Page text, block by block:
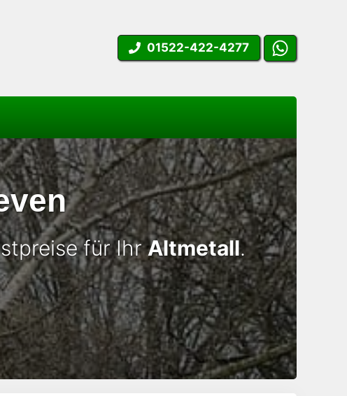
01522-422-4277
für IhrAltmetall.